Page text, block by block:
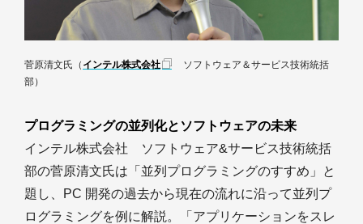
菅原清文氏（ インテル株式会社
ソフトウェア＆サービス技術統括
部）
プログラミングの並列化とソフトウェアの未来
インテル株式会社 ソフトウェア&サービス技術統括
部の菅原清文氏は「並列プログラミングのすすめ」と
題し、PC 開発の過去から現在の流れに沿って並列プ
ログラミングを例に解説。「アプリケーションをスレ